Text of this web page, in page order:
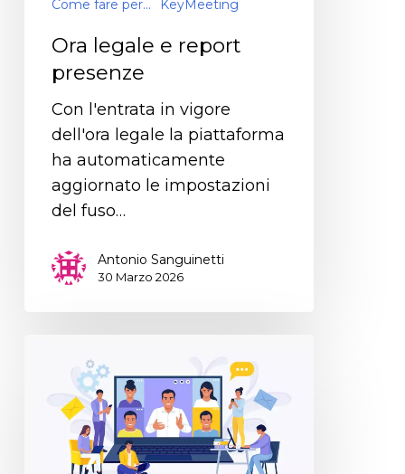
Come fare per... KeyMeeting
Ora legale e report
presenze
Con l'entrata in vigore
dell'ora legale la piattaforma
ha automaticamente
aggiornato le impostazioni
del fuso…
Antonio Sanguinetti
30 Marzo 2026